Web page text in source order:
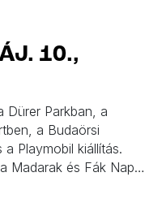
10.,
Dürer Parkban, a
a Budaörsi
Playmobil kiállítás.
Madarak és Fák Napja